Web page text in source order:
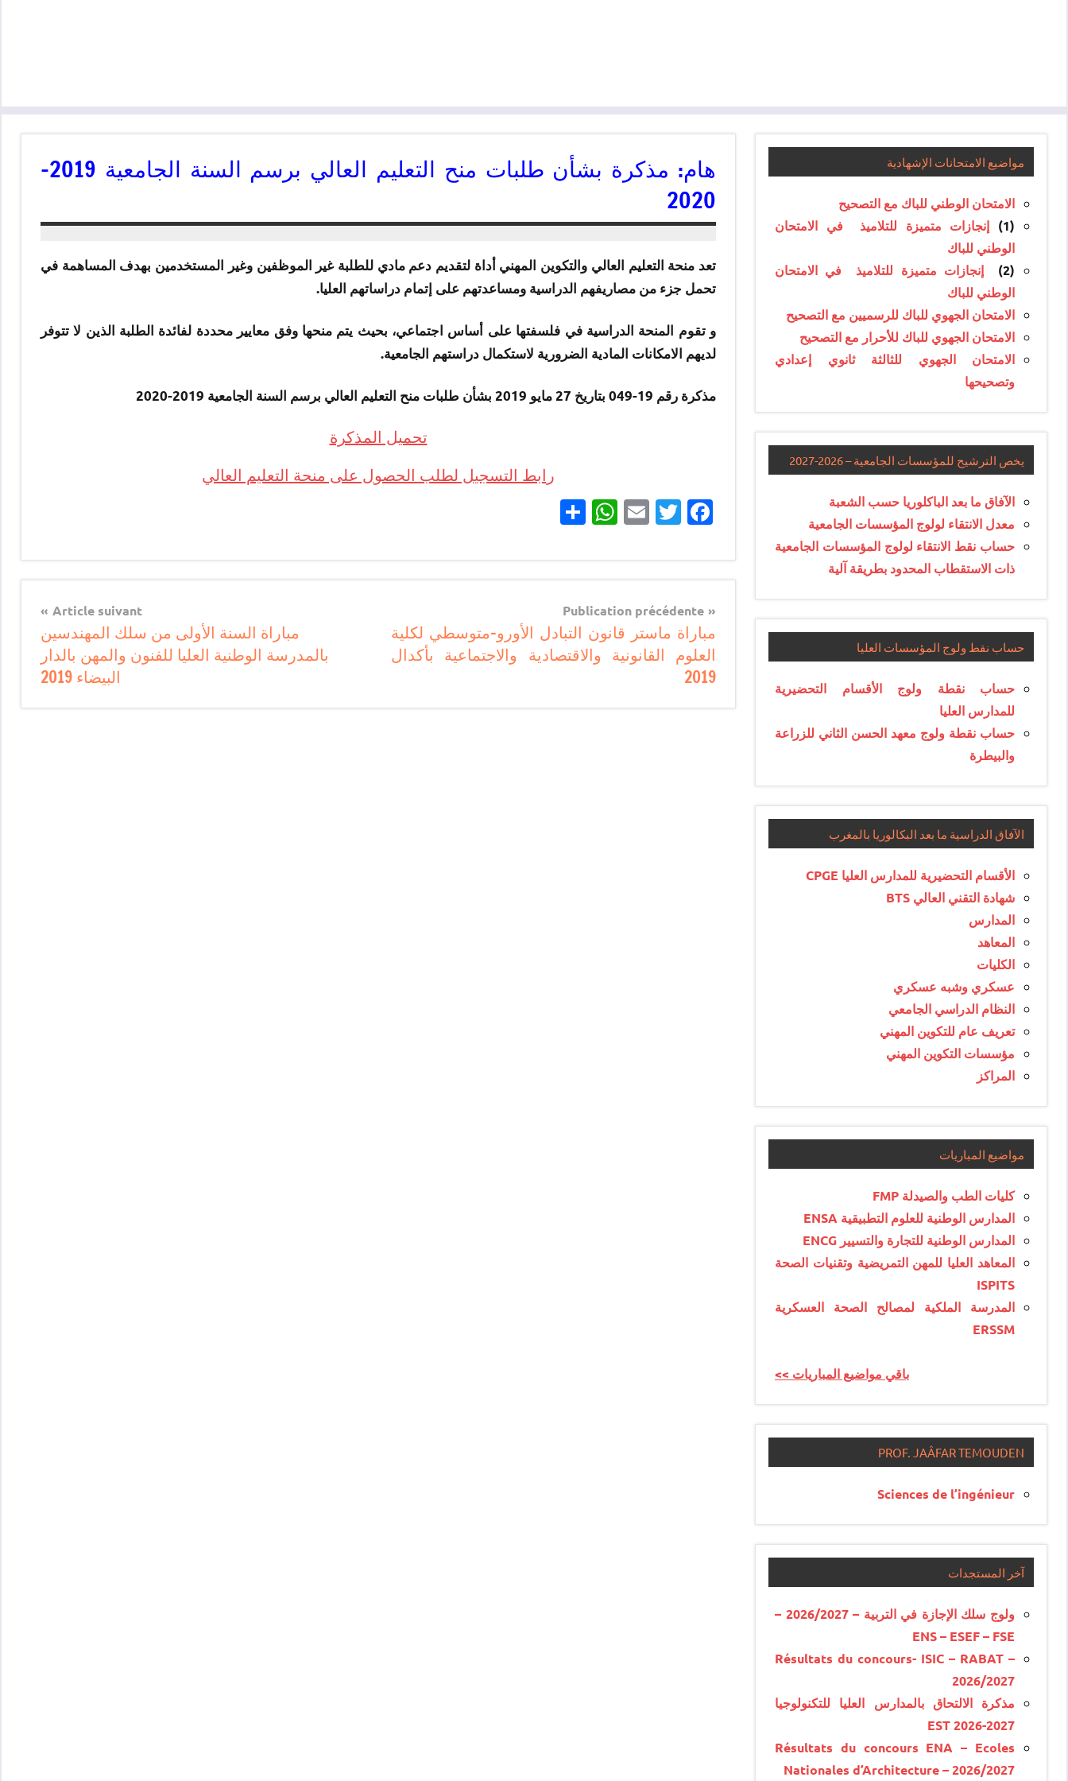
هام: مذكرة بشأن طلبات منح التعليم العالي برسم السنة الجامعية 2019-
2020
تعد منحة التعليم العالي والتكوين المهني أداة لتقديم دعم مادي للطلبة غير الموظفين وغير المستخدمين بهدف المساهمة في
تحمل جزء من مصاريفهم الدراسية ومساعدتهم على إتمام دراساتهم العليا.
و تقوم المنحة الدراسية في فلسفتها على أساس اجتماعي، بحيث يتم منحها وفق معايير محددة لفائدة الطلبة الذين لا تتوفر
لديهم الامكانات المادية الضرورية لاستكمال دراستهم الجامعية.
مذكرة رقم 19-049 بتاريخ 27 مايو 2019 بشأن طلبات منح التعليم العالي برسم السنة الجامعية 2019-2020
تحميل المذكرة
رابط التسجيل لطلب الحصول على منحة التعليم العالي
Facebook
Twitter
Email
WhatsApp
منح
دراسية
Navigation
de
l’article
Publication précédente
مباراة ماستر قانون التبادل الأورو-متوسطي لكلية
العلوم القانونية والاقتصادية والاجتماعية بأكدال
2019
Article suivant
مباراة السنة الأولى من سلك المهندسين
بالمدرسة الوطنية العليا للفنون والمهن بالدار
البيضاء 2019
مواضيع الامتحانات الإشهادية
الامتحان الوطني للباك مع التصحيح
(1)
إنجازات متميزة للتلاميذ في الامتحان
الوطني للباك
(2)
إنجازات متميزة للتلاميذ في الامتحان
الوطني للباك
الامتحان الجهوي للباك للرسميين مع التصحيح
الامتحان الجهوي للباك للأحرار مع التصحيح
الامتحان الجهوي للثالثة ثانوي إعدادي
وتصحيحها
يخص الترشيح للمؤسسات الجامعية – 2026-2027
الآفاق ما بعد الباكلوريا حسب الشعبة
معدل الانتقاء لولوج المؤسسات الجامعية
حساب نقط الانتقاء لولوج المؤسسات الجامعية
ذات الاستقطاب المحدود بطريقة آلية
حساب نقط ولوج المؤسسات العليا
حساب نقطة ولوج الأقسام التحضيرية
للمدارس العليا
حساب نقطة ولوج معهد الحسن الثاني للزراعة
والبيطرة
الآفاق الدراسية ما بعد البكالوريا بالمغرب
الأقسام التحضيرية للمدارس العليا CPGE
شهادة التقني العالي BTS
المدارس
المعاهد
الكليات
عسكري وشبه عسكري
النظام الدراسي الجامعي
تعريف عام للتكوين المهني
مؤسسات التكوين المهني
المراكز
مواضيع المباريات
كليات الطب والصيدلة FMP
المدارس الوطنية للعلوم التطبيقية ENSA
المدارس الوطنية للتجارة والتسيير ENCG
المعاهد العليا للمهن التمريضية وتقنيات الصحة
ISPITS
المدرسة الملكية لمصالح الصحة العسكرية
ERSSM
<< باقي مواضيع المباريات
PROF. JAÂFAR TEMOUDEN
Sciences de l’ingénieur
آخر المستجدات
ولوج سلك الإجازة في التربية – 2026/2027 –
ENS – ESEF – FSE
Résultats du concours- ISIC – RABAT –
2026/2027
مذكرة الالتحاق بالمدارس العليا للتكنولوجيا
EST 2026-2027
Résultats du concours ENA – Ecoles
Nationales d’Architecture – 2026/2027